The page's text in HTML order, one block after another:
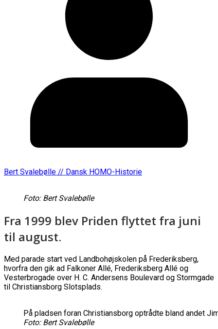
Bert Svalebølle // Dansk HOMO-Historie
Foto: Bert Svalebølle
Fra 1999 blev Priden flyttet fra juni
til august.
Med parade start ved Landbohøjskolen på Frederiksberg,
hvorfra den gik ad Falkoner Allé, Frederiksberg Allé og
Vesterbrogade over H. C. Andersens Boulevard og Stormgade
til Christiansborg Slotsplads.
På pladsen foran Christiansborg optrådte bland andet
Foto: Bert Svalebølle